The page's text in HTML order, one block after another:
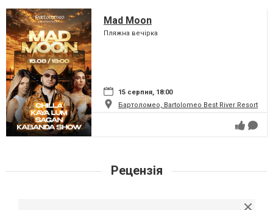
Mad Moon
Пляжна вечірка
15 серпня, 18:00
Бартоломео, Bartolomeo Best River Resort
Рецензія